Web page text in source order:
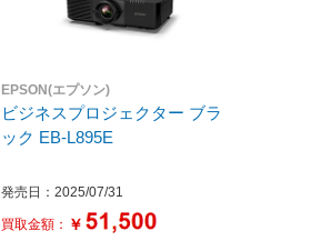
EPSON(エプソン)
ビジネスプロジェクター ブラ
ック EB-L895E
発売日：2025/07/31
買取金額： ￥